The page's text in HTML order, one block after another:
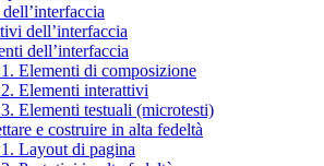
dell’interfaccia
dell’interfaccia
Elementi di composizione
Elementi interattivi
Elementi testuali (microtesti)
e costruire in alta fedeltà
Layout di pagina